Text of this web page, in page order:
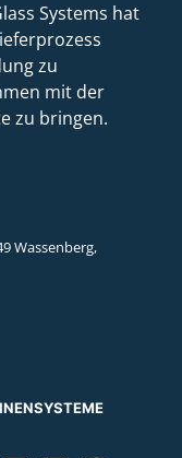
Systems hat
zu
mit der
zu bringen.
Wassenberg,